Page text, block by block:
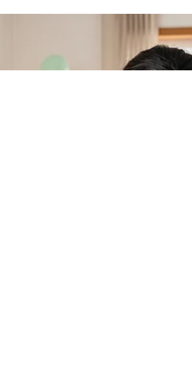
infantis de forma simples, bonita e adaptada
realidade das famílias em Portugal. Aborda a
escolha do tema, orçamento, local, convites,
decoração, bolo, comida, atividades,
lembrancinhas e checklist de organização.